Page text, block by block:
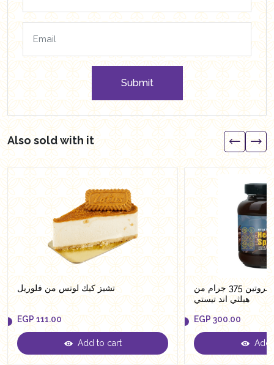
Submit
Also sold with it
تشيز كيك لوتس من فلوريل
EGP
EGP 111.00
Add to cart
شيكولاتة سبريد بروتين 375 جرام من
هيلثي اند تيستي
EGP
EGP 300.00
Add